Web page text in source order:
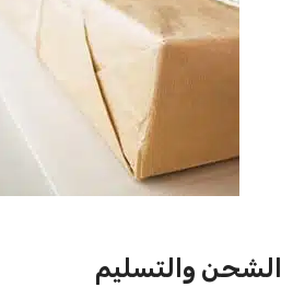
الشحن والتسليم